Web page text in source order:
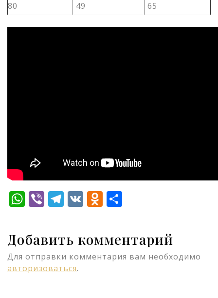
80
49 65
WhatsApp
ViberTelegram
VKOdnoklassniki
Добавить комментарий
Для отправки комментария вам необходимо
авторизоваться.